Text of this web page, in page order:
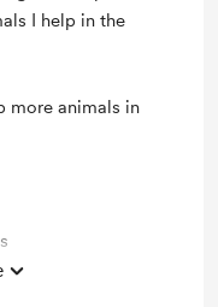
I help in the
more animals in